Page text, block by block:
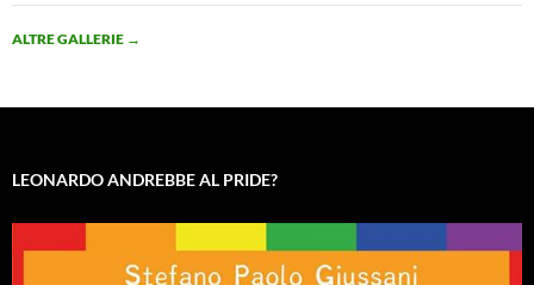
ALTRE GALLERIE →
LEONARDO ANDREBBE AL PRIDE?